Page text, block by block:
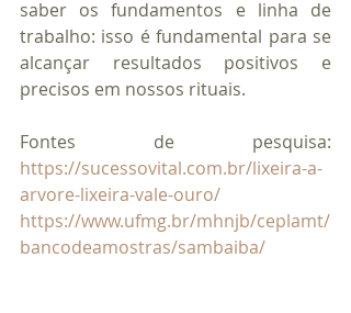
saber os fundamentos e linha de
trabalho: isso é fundamental para se
alcançar resultados positivos e
precisos em nossos rituais.
https://sucessovital.com.br/lixeira-a-
arvore-lixeira-vale-ouro/
https://www.ufmg.br/mhnjb/ceplamt/
bancodeamostras/sambaiba/